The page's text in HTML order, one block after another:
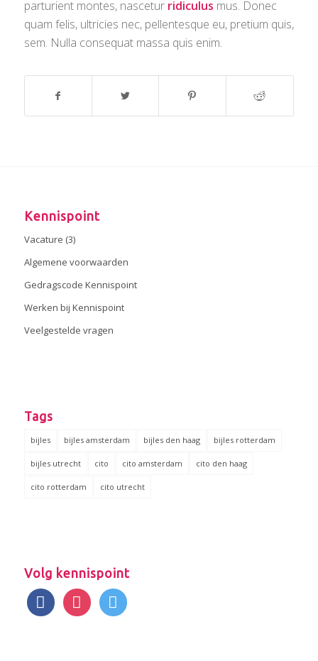
parturient montes, nascetur ridiculus mus. Donec
quam felis, ultricies nec, pellentesque eu, pretium quis,
sem. Nulla consequat massa quis enim.
Kennispoint
Vacature (3)
Algemene voorwaarden
Gedragscode Kennispoint
Werken bij Kennispoint
Veelgestelde vragen
Tags
bijles bijles amsterdam bijles den haag bijles rotterdam
bijles utrecht cito cito amsterdam cito den haag
cito rotterdam cito utrecht
Volg kennispoint
facebookinstagramtwitter